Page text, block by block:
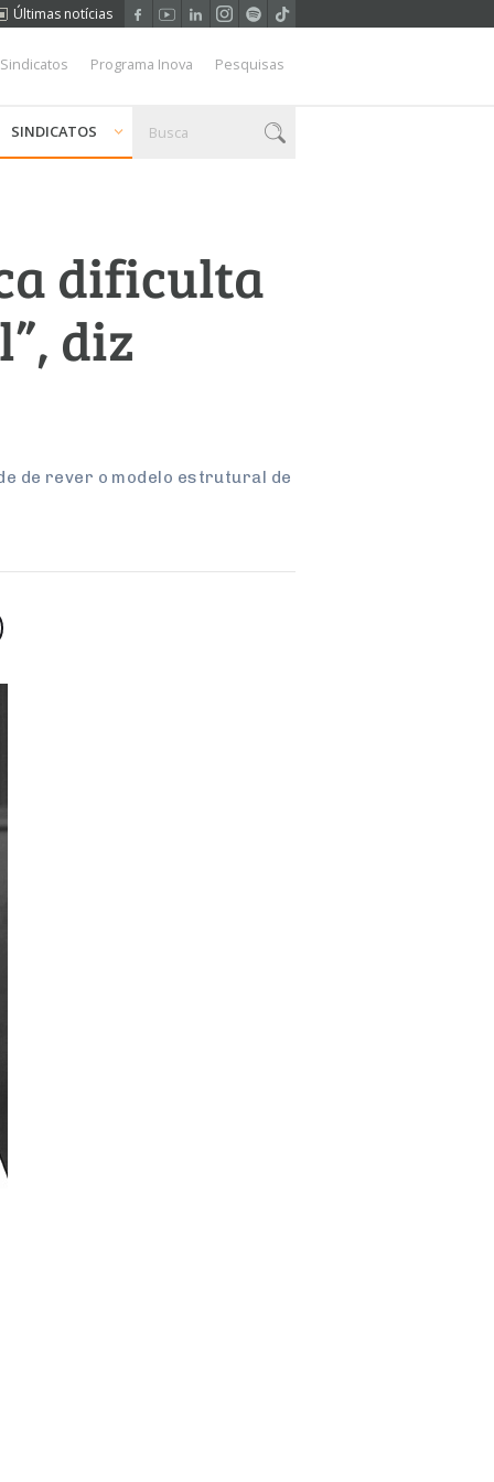
Últimas notícias
Programa Inova Pesquisas
SINDICATOS
dificulta
diz
de rever o modelo estrutural de